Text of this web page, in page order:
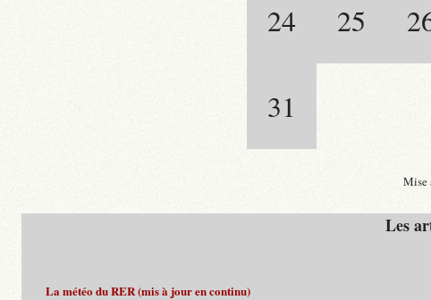
24 25
31
Mise
Les
La météo du RER (mis à jour en continu)